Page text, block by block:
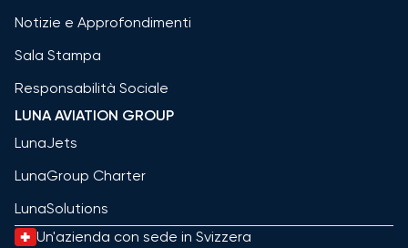
Notizie e Approfondimenti
Sala Stampa
Responsabilità Sociale
LUNA AVIATION GROUP
LunaJets
LunaGroup Charter
LunaSolutions
Un'azienda con sede in Svizzera